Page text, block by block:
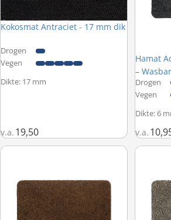
Kokosmat Antraciet - 17 mm dik
Drogen
Vegen
Dikte: 17 mm
v.a. 19,50
Hamat
–
Drogen
Vegen
Dikte: 6
v.a.
Hamat Aqua Stop 006 Bruin – Wasbare
Hamat